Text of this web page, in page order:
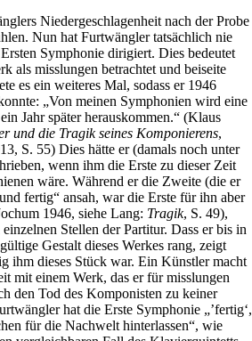
Niedergeschlagenheit nach der Probe
Nun hat Furtwängler tatsächlich nie
Symphonie dirigiert. Dies bedeutet
als misslungen betrachtet und beiseite
es ein weiteres Mal, sodass er 1946
„Von meinen Symphonien wird eine
Jahr später herauskommen.“ (Klaus
und die Tragik seines Komponierens,
S. 55) Dies hätte er (damals noch unter
wenn ihm die Erste zu dieser Zeit
wäre. Während er die Zweite (die er
fertig“ ansah, war die Erste für ihn aber
1946, siehe Lang: Tragik, S. 49),
Stellen der Partitur. Dass er bis in
Gestalt dieses Werkes rang, zeigt
ihm dieses Stück war. Ein Künstler macht
mit einem Werk, das er für misslungen
den Tod des Komponisten zu keiner
hat die Erste Symphonie „’fertig‘,
für die Nachwelt hinterlassen“, wie